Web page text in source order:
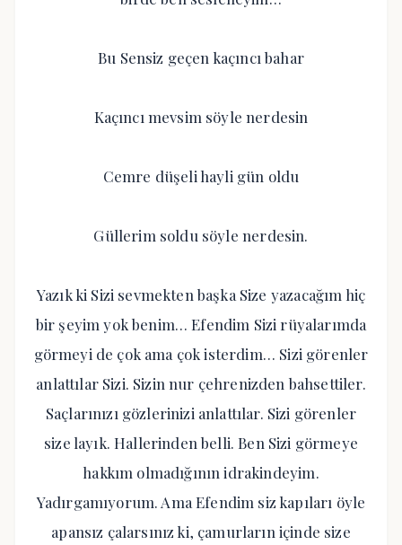
Bu Sensiz geçen kaçıncı bahar
Kaçıncı mevsim söyle nerdesin
Cemre düşeli hayli gün oldu
Güllerim soldu söyle nerdesin.
Yazık ki Sizi sevmekten başka Size yazacağım hiç
bir şeyim yok benim… Efendim Sizi rüyalarımda
görmeyi de çok ama çok isterdim… Sizi görenler
anlattılar Sizi. Sizin nur çehrenizden bahsettiler.
Saçlarınızı gözlerinizi anlattılar. Sizi görenler
size layık. Hallerinden belli. Ben Sizi görmeye
hakkım olmadığının idrakindeyim.
Yadırgamıyorum. Ama Efendim siz kapıları öyle
apansız çalarsınız ki, çamurların içinde size